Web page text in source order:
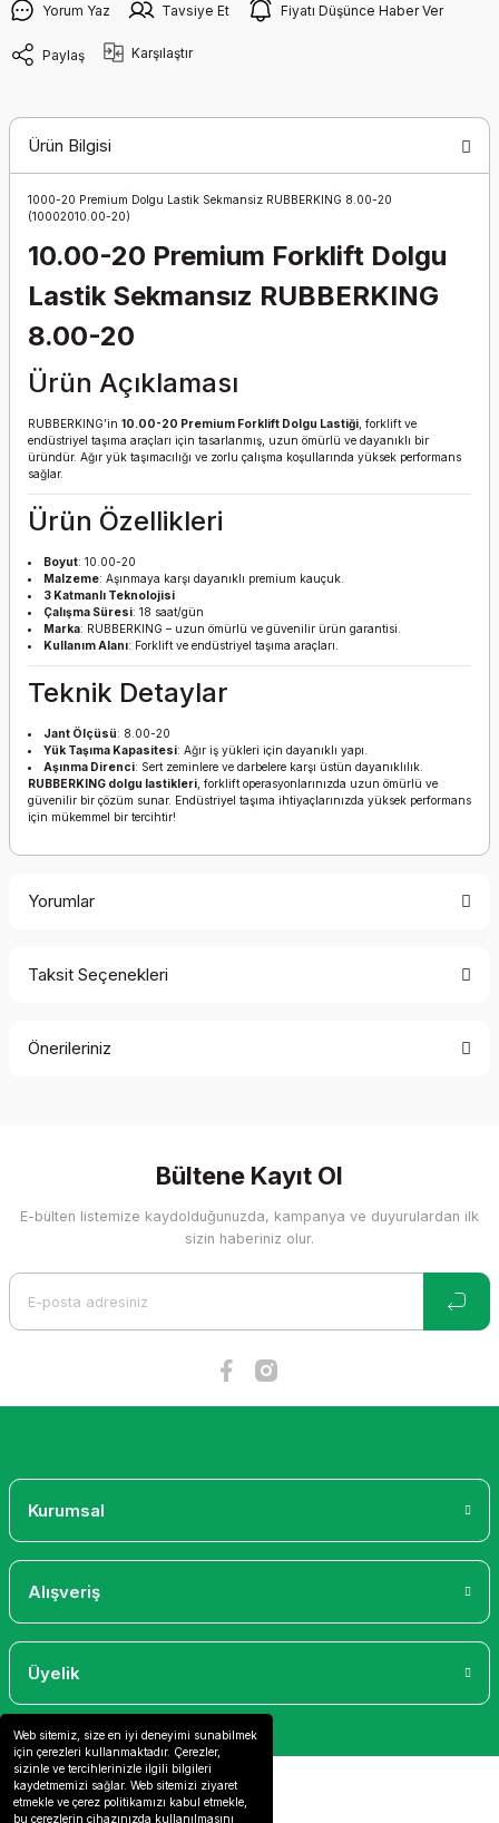
Web sitemiz, size en iyi deneyimi sunabilmek
için çerezleri kullanmaktadır. Çerezler,
sizinle ve tercihlerinizle ilgili bilgileri
kaydetmemizi sağlar. Web sitemizi ziyaret
etmekle ve çerez politikamızı kabul etmekle,
bu çerezlerin cihazınızda kullanılmasını
Yorum Yaz Tavsiye Et Fiyatı Düşünce Haber Ver
Paylaş Karşılaştır
Ürün Bilgisi
1000-20 Premium Dolgu Lastik Sekmansiz RUBBERKING 8.00-20
(10002010.00-20)
10.00-20 Premium Forklift Dolgu
Lastik Sekmansız RUBBERKING
8.00-20
Ürün Açıklaması
RUBBERKING’in 10.00-20 Premium Forklift Dolgu Lastiği , forklift ve
endüstriyel taşıma araçları için tasarlanmış, uzun ömürlü ve dayanıklı bir
üründür. Ağır yük taşımacılığı ve zorlu çalışma koşullarında yüksek performans
sağlar.
Ürün Özellikleri
Boyut: 10.00-20
Malzeme: Aşınmaya karşı dayanıklı premium kauçuk.
3 Katmanlı Teknolojisi
Çalışma Süresi: 18 saat/gün
Marka: RUBBERKING – uzun ömürlü ve güvenilir ürün garantisi.
Kullanım Alanı: Forklift ve endüstriyel taşıma araçları.
Teknik Detaylar
Jant Ölçüsü: 8.00-20
Yük Taşıma Kapasitesi: Ağır iş yükleri için dayanıklı yapı.
Aşınma Direnci: Sert zeminlere ve darbelere karşı üstün dayanıklılık.
RUBBERKING dolgu lastikleri , forklift operasyonlarınızda uzun ömürlü ve
güvenilir bir çözüm sunar. Endüstriyel taşıma ihtiyaçlarınızda yüksek performans
için mükemmel bir tercihtir!
Yorumlar
Taksit Seçenekleri
Önerileriniz
Görüş ve önerileriniz için teşekkür ederiz.
Ürün resmi kalitesiz, bozuk veya görüntülenemiyor.
Bültene Kayıt Ol
E-bülten listemize kaydolduğunuzda, kampanya ve duyurulardan ilk
sizin haberiniz olur.
Kurumsal
Alışveriş
Üyelik